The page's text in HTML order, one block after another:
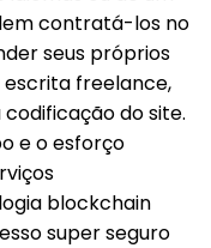
contratá-los no
seus próprios
escrita freelance,
do site.
e o esforço
blockchain
super seguro